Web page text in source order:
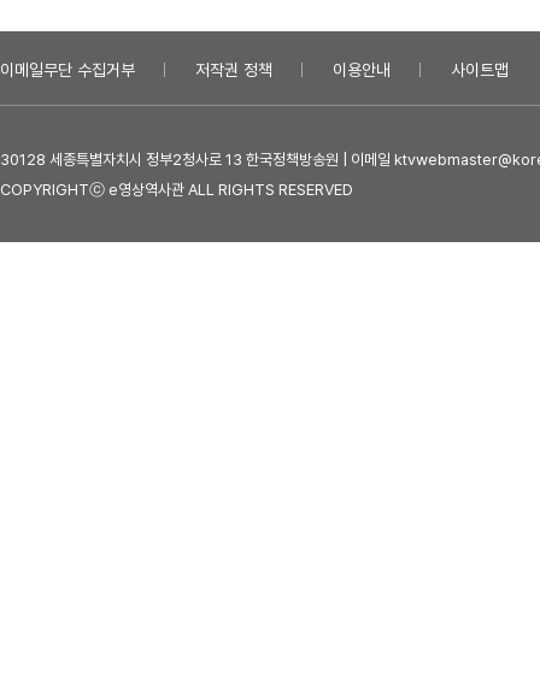
이메일무단 수집거부 저작권 정책 이용안내 사이트맵
30128 세종특별자치시 정부2청사로 13 한국정책방송원 | 이메일
COPYRIGHTⓒ e영상역사관 ALL RIGHTS RESERVED